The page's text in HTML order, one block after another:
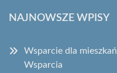
NAJNOWSZE WPISY
Wsparcie dla
Wsparcia